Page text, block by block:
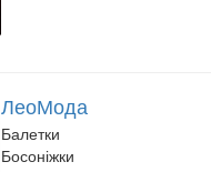
ЛеоМода
Балетки
Босоніжки